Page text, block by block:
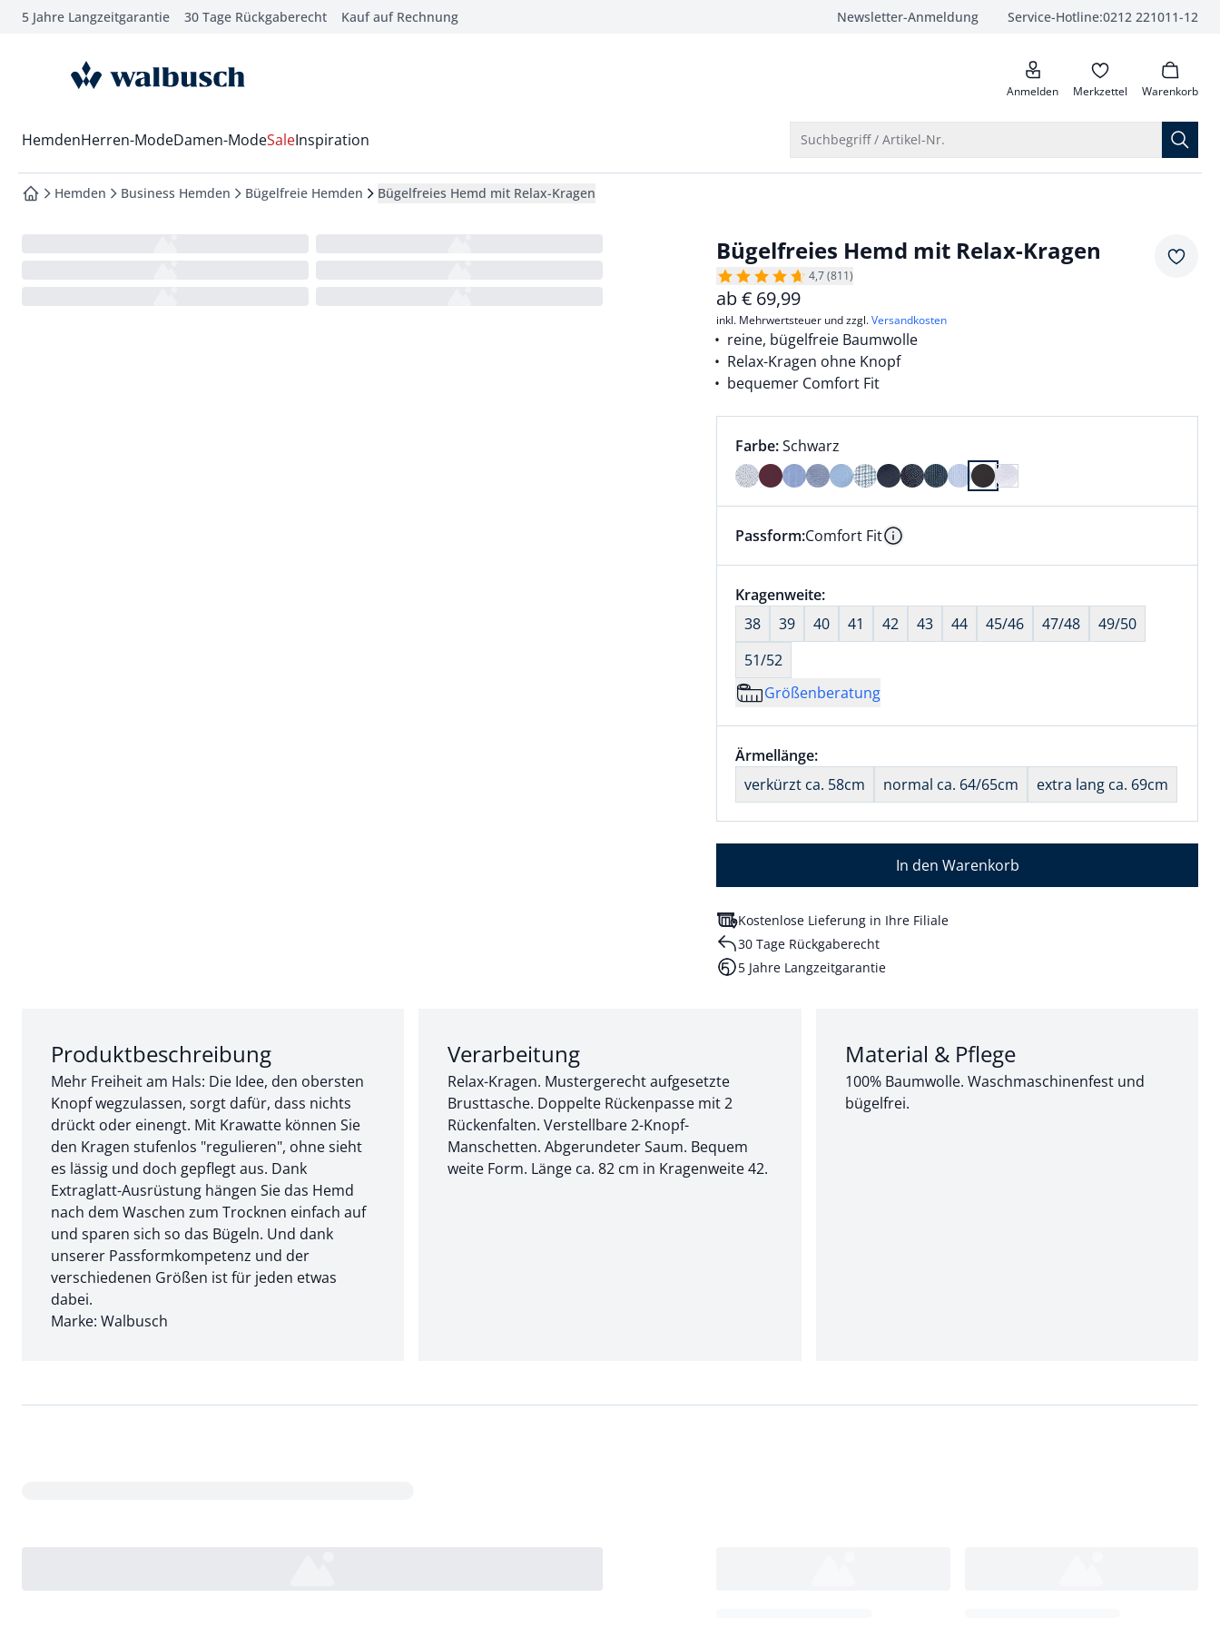
springen
springen
springen
5 Jahre Langzeitgarantie 30 Tage Rückgaberecht Kauf auf Rechnung Newsletter-Anmeldung Service-Hotline:0212 221011-12
anrufen
zur Startseite Anmelden Merkzettel Warenkorb
Wechsel in das Menü mit Pfeil-Runter Taste
HemdenHerren-ModeDamen-ModeSaleInspiration Suchbegriff / Artikel-Nr.
zur Startseite
Hemden Business Hemden Bügelfreie Hemden Bügelfreies Hemd mit Relax-Kragen
Bügelfreies Hemd mit Relax-Kragen
4,7 (811)
ab€ 69,99
inkl. Mehrwertsteuer und zzgl.Versandkosten
reine, bügelfreie Baumwolle
Relax-Kragen ohne Knopf
bequemer Comfort Fit
Farbauswahl:
Farbe:aktuell ausgewählt:
Schwarz
Farbe Schwarz ausgewählt
Dieser Artikel hat die Passform Comfort Fit. für Informationen zu
Passform:Comfort Fit Information
Größenauswahl:
Kragenweite:nichts ausgewählt
38
39 40 41 42 43 44 45/46 47/48
49/50
51/52
Größenberatung
Größenauswahl:
Ärmellänge:nichts ausgewählt
verkürzt ca. 58cm
normal ca. 64/65cm extra lang ca. 69cm
In den Warenkorb
Kostenlose Lieferung in Ihre Filiale
30 Tage Rückgaberecht
5 Jahre Langzeitgarantie
Abschnitt 1 von 3:
Produktbeschreibung
Mehr Freiheit am Hals: Die Idee, den obersten
Knopf wegzulassen, sorgt dafür, dass nichts
drückt oder einengt. Mit Krawatte können Sie
den Kragen stufenlos "regulieren", ohne sieht
es lässig und doch gepflegt aus. Dank
Extraglatt-Ausrüstung hängen Sie das Hemd
nach dem Waschen zum Trocknen einfach auf
und sparen sich so das Bügeln. Und dank
unserer Passformkompetenz und der
verschiedenen Größen ist für jeden etwas
dabei.
Marke: Walbusch
Abschnitt 2 von 3:
Verarbeitung
Relax-Kragen. Mustergerecht aufgesetzte
Brusttasche. Doppelte Rückenpasse mit 2
Rückenfalten. Verstellbare 2-Knopf-
Manschetten. Abgerundeter Saum. Bequem
weite Form. Länge ca. 82 cm in Kragenweite 42.
Abschnitt 3 von 3:
Material & Pflege
100% Baumwolle. Waschmaschinenfest und
bügelfrei.